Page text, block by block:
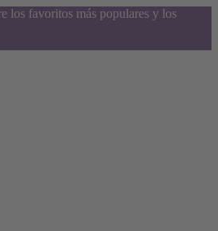
los favoritos más populares y los